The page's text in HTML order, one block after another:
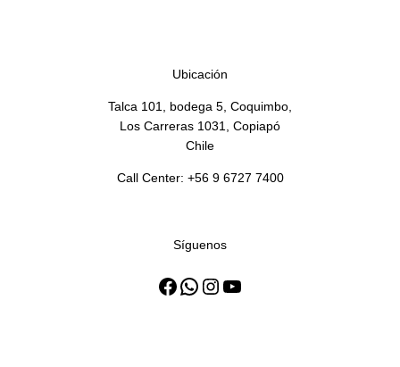
Ubicación
Talca 101, bodega 5, Coquimbo,
Los Carreras 1031, Copiapó
Chile
Call Center: +56 9 6727 7400
Síguenos
Facebook WhatsApp Instagram YouTube